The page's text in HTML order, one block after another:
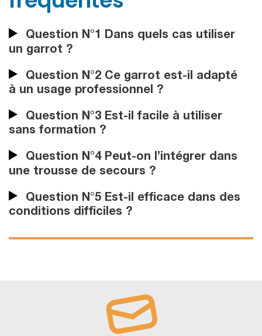
Question N°1 Dans quels cas utiliser
un garrot ?
Question N°2 Ce garrot est-il adapté
à un usage professionnel ?
Question N°3 Est-il facile à utiliser
sans formation ?
Question N°4 Peut-on l’intégrer dans
une trousse de secours ?
Question N°5 Est-il efficace dans des
conditions difficiles ?